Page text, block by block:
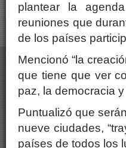
plantear la
reuniones que
de los países
Mencionó “la
que tiene que ver
paz, la democracia
Puntualizó que
nueve ciudades,
países de todos los